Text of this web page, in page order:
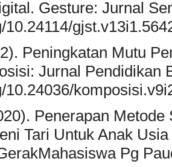
Gesture: Jurnal
10.24114/
Peningkatan Mutu
Jurnal Pendidikan
10.24036/
Penerapan
Tari Untuk Anak
Pg